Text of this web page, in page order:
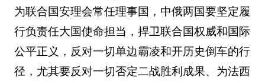
为联合国安理会常任理事国，中俄两国要坚定履
行负责任大国使命担当，捍卫联合国权威和国际
公平正义，反对一切单边霸凌和开历史倒车的行
径，尤其要反对一切否定二战胜利成果、为法西